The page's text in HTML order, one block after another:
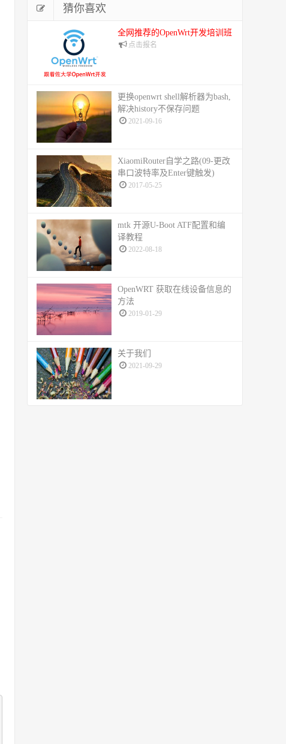
猜你喜欢
全网推荐的OpenWrt开发培训班
点击报名
更换openwrt shell解析器为bash,
解决history不保存问题
2021-09-16
XiaomiRouter自学之路(09-更改
串口波特率及Enter键触发)
2017-05-25
mtk 开源U-Boot ATF配置和编
译教程
2022-08-18
OpenWRT 获取在线设备信息的
方法
2019-01-29
关于我们
2021-09-29